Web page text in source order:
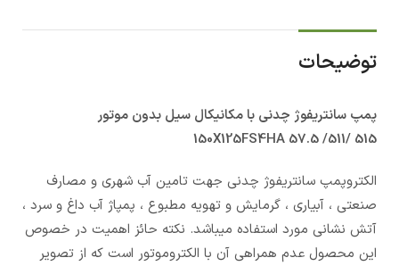
توضیحات
پمپ سانتریفوژ چدنی با مکانیکال سیل بدون موتور
150X125FS4HA 57.5 /511/ 515
الکتروپمپ سانتریفوژ چدنی جهت تامین آب شهری و مصارف
صنعتی ، آبیاری ، گرمایش و تهویه مطبوع ، پمپاژ آب داغ و سرد ،
آتش نشانی مورد استفاده میباشد. نکته حائز اهمیت در خصوص
این محصول عدم همراهی آن با الکتروموتور است که از تصویر